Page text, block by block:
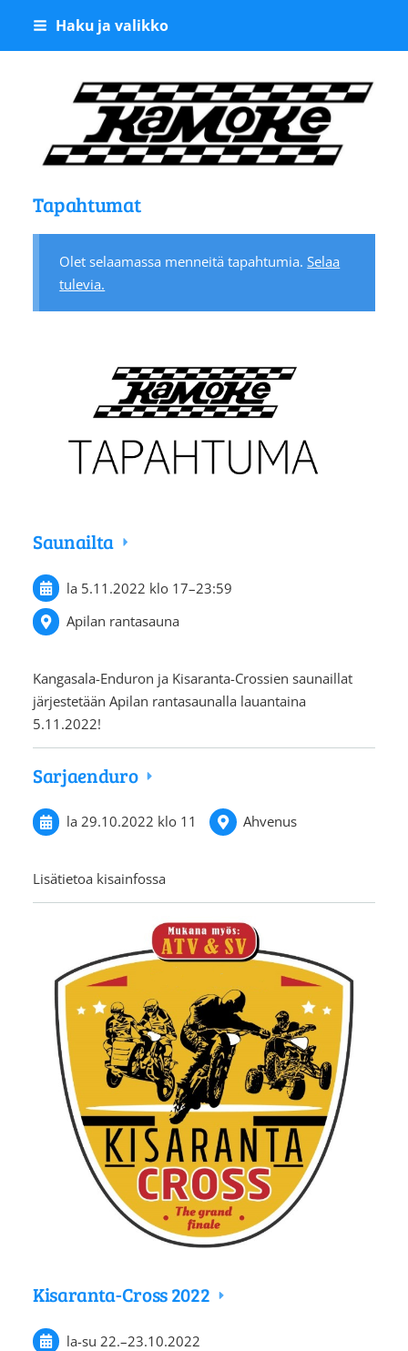
Siirry
Haku ja valikko
Kangasalan
Tapahtumat
Olet selaamassa menneitä tapahtumia.Selaa
tulevia.
Saunailta
la 5.11.2022 klo 17–23:59
Apilan rantasauna
Kangasala-Enduron ja Kisaranta-Crossien saunaillat
järjestetään Apilan rantasaunalla lauantaina
5.11.2022!
Sarjaenduro
la 29.10.2022 klo 11 Ahvenus
Lisätietoa kisainfossa
Kisaranta-Cross 2022
la-su 22.–23.10.2022